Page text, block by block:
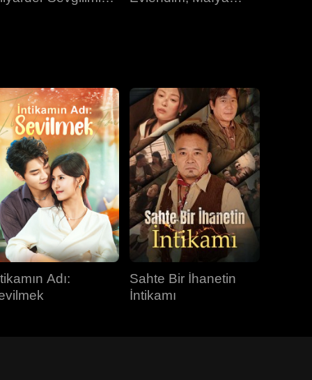
Adı:
Sahte Bir İhanetin
İntikamı